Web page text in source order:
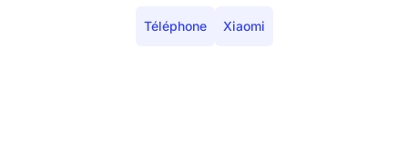
Téléphone Xiaomi